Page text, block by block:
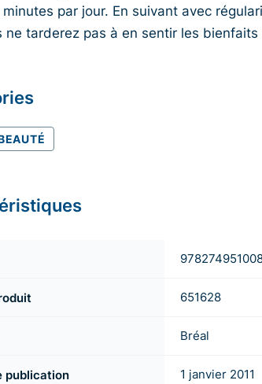
par jour. En suivant avec
ne tarderez pas à en sentir les
651628
Bréal
publication 1 janvier 2011